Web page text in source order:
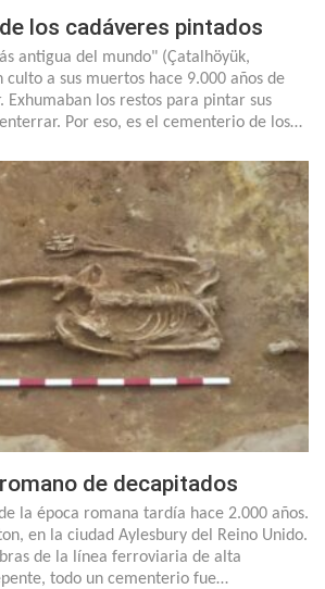
los cadáveres pintados
antigua del mundo" (Çatalhöyük,
culto a sus muertos hace 9.000 años de
los restos para pintar sus
Por eso, es el cementerio de los…
de decapitados
la época romana tardía hace 2.000 años.
en la ciudad Aylesbury del Reino Unido.
de la línea ferroviaria de alta
todo un cementerio fue…